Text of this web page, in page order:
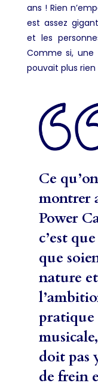
ans ! Rien
est assez
et les
Comme si,
pouvait plus rien
Ce
montrer
Power
c’est
que
nature et
pratique
doit pas
de frein